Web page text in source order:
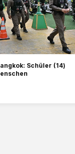
Schüler (14)